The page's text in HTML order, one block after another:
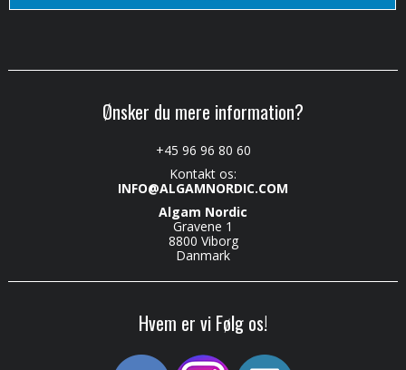
Ønsker du mere information?
+45 96 96 80 60
Kontakt os:
INFO@ALGAMNORDIC.COM
Algam Nordic
Gravene 1
8800 Viborg
Danmark
Hvem er vi Følg os!